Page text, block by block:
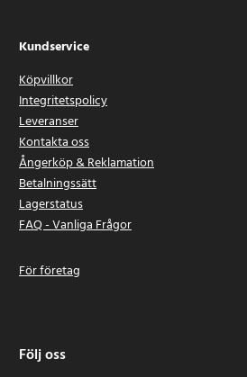
Kundservice
Köpvillkor
Integritetspolicy
Leveranser
Kontakta oss
Ångerköp & Reklamation
Betalningssätt
Lagerstatus
FAQ - Vanliga Frågor
För företag
Följ oss